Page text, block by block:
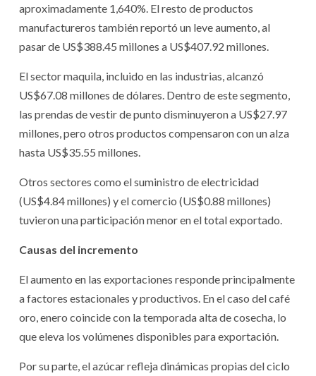
aproximadamente 1,640%. El resto de productos
manufactureros también reportó un leve aumento, al
pasar de US$388.45 millones a US$407.92 millones.
El sector maquila, incluido en las industrias, alcanzó
US$67.08 millones de dólares. Dentro de este segmento,
las prendas de vestir de punto disminuyeron a US$27.97
millones, pero otros productos compensaron con un alza
hasta US$35.55 millones.
Otros sectores como el suministro de electricidad
(US$4.84 millones) y el comercio (US$0.88 millones)
tuvieron una participación menor en el total exportado.
Causas del incremento
El aumento en las exportaciones responde principalmente
a factores estacionales y productivos. En el caso del café
oro, enero coincide con la temporada alta de cosecha, lo
que eleva los volúmenes disponibles para exportación.
Por su parte, el azúcar refleja dinámicas propias del ciclo